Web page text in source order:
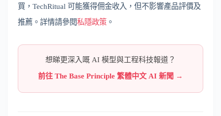
買，TechRitual 可能獲得佣金收入，但不影響產品評價及
推薦。詳情請參閱私隱政策 。
想睇更深入嘅 AI 模型與工程科技報道？
前往 The Base Principle 繁體中文 AI 新聞 →